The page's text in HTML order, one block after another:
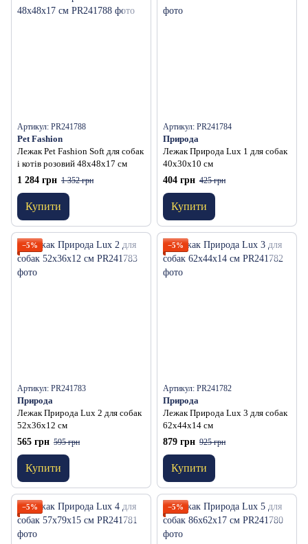
Артикул: PR241788
Pet Fashion
Лежак Pet Fashion Soft для собак
і котів розовий 48х48х17 см
1 284 грн 1 352 грн
Купити
Артикул: PR241784
Природа
Лежак Природа Lux 1 для собак
40х30х10 см
404 грн 425 грн
Купити
−5%
Артикул: PR241783
Природа
Лежак Природа Lux 2 для собак
52х36х12 см
565 грн 595 грн
Купити
−5%
Артикул: PR241782
Природа
Лежак Природа Lux 3 для собак
62х44х14 см
879 грн 925 грн
Купити
−5% −5%